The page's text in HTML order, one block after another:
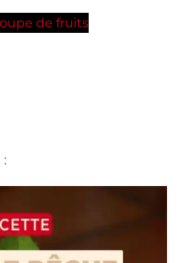
de fruits
: